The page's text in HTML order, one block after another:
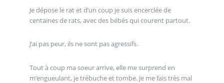
Je dépose le rat et d’un coup je suis encerclée de
centaines de rats, avec des bébés qui courent partout.
J’ai pas peur, ils ne sont pas agressifs.
Tout à coup ma soeur arrive, elle me surprend en
m’engueulant, je trébuche et tombe. Je me fais très mal